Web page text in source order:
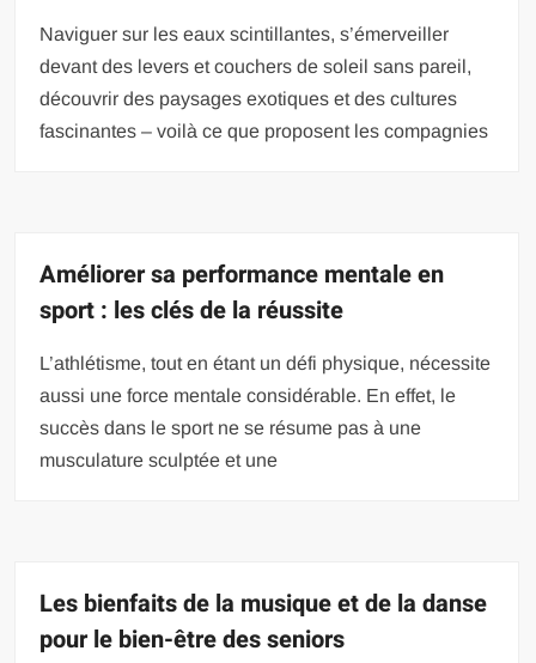
Naviguer sur les eaux scintillantes, s’émerveiller
devant des levers et couchers de soleil sans pareil,
découvrir des paysages exotiques et des cultures
fascinantes – voilà ce que proposent les compagnies
Améliorer sa performance mentale en
sport : les clés de la réussite
L’athlétisme, tout en étant un défi physique, nécessite
aussi une force mentale considérable. En effet, le
succès dans le sport ne se résume pas à une
musculature sculptée et une
Les bienfaits de la musique et de la danse
pour le bien-être des seniors